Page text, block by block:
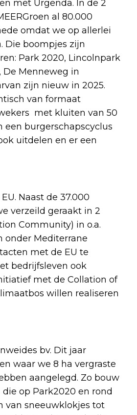
met Urgenda. In de 2
al 80.000
omdat we op allerlei
Die boompjes zijn
Park 2020, Lincolnpark
Menneweg in
zijn nieuw in 2025.
van formaat
met kluiten van 50
een burgerschapscyclus
uitdelen en er een
Naast de 37.000
verzeild geraakt in 2
Community) in o.a.
onder Mediterrane
met de EU te
bedrijfsleven ook
met de Collation of
willen realiseren
bv. Dit jaar
waar we 8 ha vergraste
aangelegd. Zo bouw
op Park2020 en rond
van sneeuwklokjes tot